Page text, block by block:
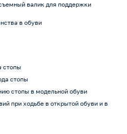
валик для поддержки
в обуви
стопы
стопы
стопы в модельной обуви
при ходьбе в открытой обуви и в